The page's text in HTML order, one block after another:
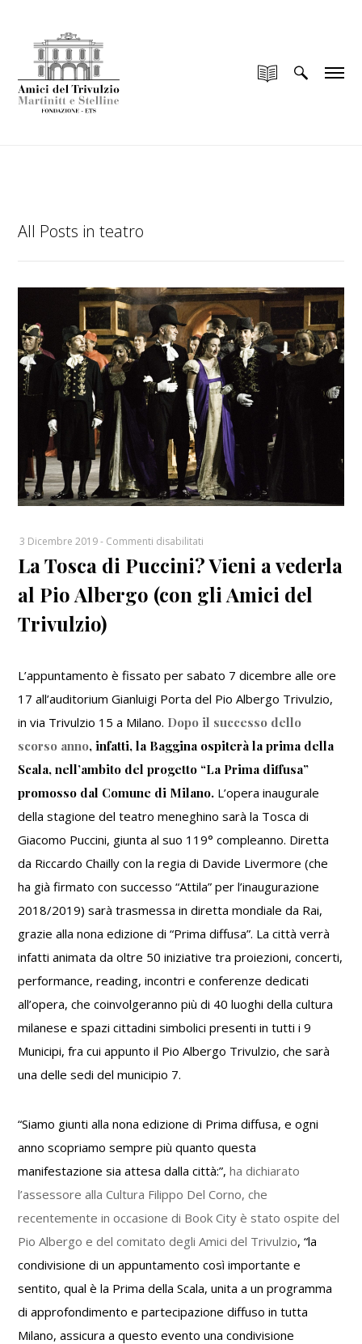
"__return_false");
All Posts in teatro
3 Dicembre 2019- Commenti disabilitati
La
Tosca
di
vederla
Pio
Albergo
(con
gli
del
Trivulzio)
La Tosca di Puccini? Vieni a vederla
al Pio Albergo (con gli Amici del
Trivulzio)
L’appuntamento è fissato per sabato 7 dicembre alle ore
17 all’auditorium Gianluigi Porta del Pio Albergo Trivulzio,
in via Trivulzio 15 a Milano. Dopo il successo dello
scorso anno, infatti, la Baggina ospiterà la prima della
Scala, nell’ambito del progetto “La Prima diffusa”
promosso dal Comune di Milano. L’opera inaugurale
della stagione del teatro meneghino sarà la Tosca di
Giacomo Puccini, giunta al suo 119° compleanno. Diretta
da Riccardo Chailly con la regia di Davide Livermore (che
ha già firmato con successo “Attila” per l’inaugurazione
2018/2019) sarà trasmessa in diretta mondiale da Rai,
grazie alla nona edizione di “Prima diffusa”. La città verrà
infatti animata da oltre 50 iniziative tra proiezioni, concerti,
performance, reading, incontri e conferenze dedicati
all’opera, che coinvolgeranno più di 40 luoghi della cultura
milanese e spazi cittadini simbolici presenti in tutti i 9
Municipi, fra cui appunto il Pio Albergo Trivulzio, che sarà
una delle sedi del municipio 7.
“Siamo giunti alla nona edizione di Prima diffusa, e ogni
anno scopriamo sempre più quanto questa
manifestazione sia attesa dalla città:”,ha dichiarato
l’assessore alla Cultura Filippo Del Corno, che
recentemente in occasione di Book City è stato ospite del
Pio Albergo e del comitato degli Amici del Trivulzio, “la
condivisione di un appuntamento così importante e
sentito, qual è la Prima della Scala, unita a un programma
di approfondimento e partecipazione diffuso in tutta
Milano, assicura a questo evento una condivisione